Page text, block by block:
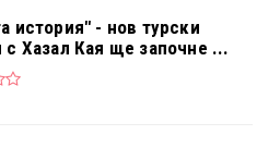
история" - нов турски
с Хазал Кая ще започне ...